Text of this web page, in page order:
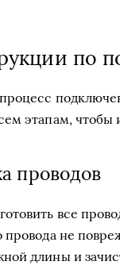
по
этапам, чтобы
проводов
все
провода не
длины и